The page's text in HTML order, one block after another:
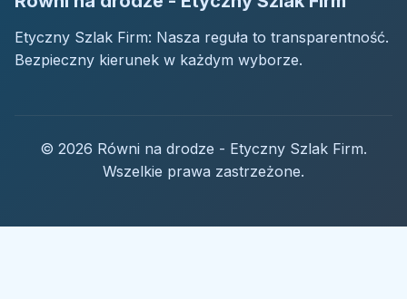
Etyczny Szlak Firm: Nasza reguła to transparentność.
Bezpieczny kierunek w każdym wyborze.
© 2026 Równi na drodze - Etyczny Szlak Firm.
Wszelkie prawa zastrzeżone.